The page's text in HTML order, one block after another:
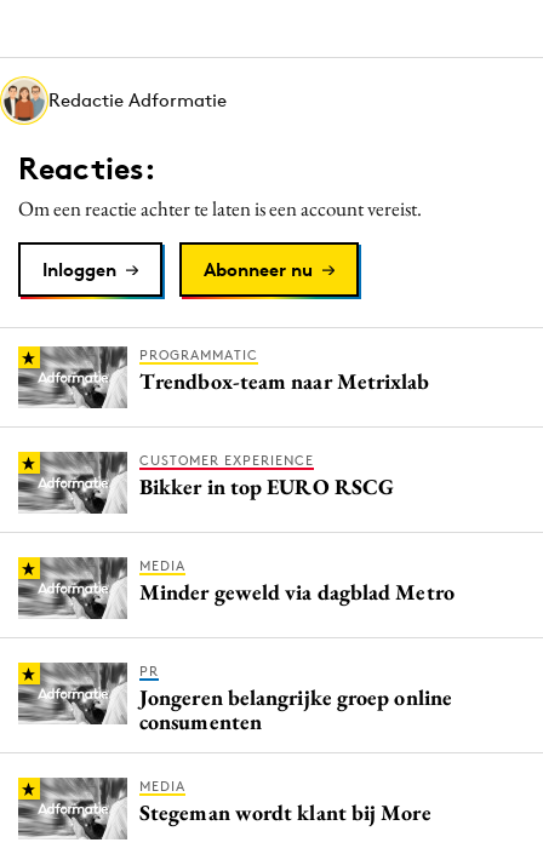
Martech
Media
Merkstrategie
Programmatic
Purpose Marketing
Reputatie & crisis
Redactie Adformatie
Reacties:
Om een reactie achter te laten is een account vereist.
Inloggen Abonneer nu
PROGRAMMATIC
Trendbox-team naar Metrixlab
CUSTOMER EXPERIENCE
Bikker in top EURO RSCG
MEDIA
Minder geweld via dagblad Metro
PR
Jongeren belangrijke groep online
consumenten
MEDIA
Stegeman wordt klant bij More